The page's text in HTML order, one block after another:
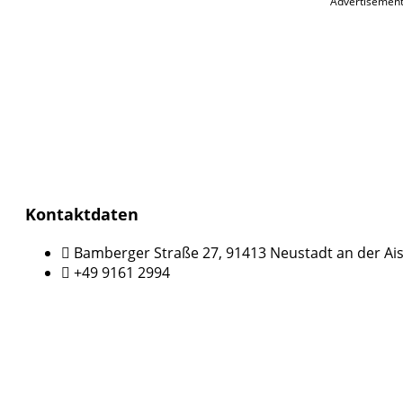
Kontaktdaten
Bamberger Straße 27, 91413 Neustadt an der
+49 9161 2994